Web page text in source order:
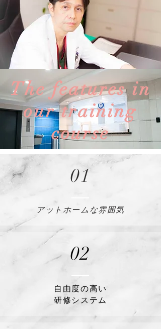
The features in
our training
course
01
アットホームな雰囲気
02
自由度の高い
研修システム